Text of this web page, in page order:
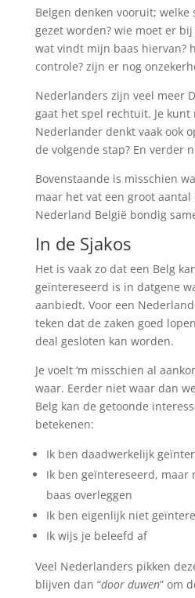
Belgen denken vooruit;
gezet worden? wie moet er
wat vindt mijn baas hiervan?
controle? zijn er nog
Nederlanders zijn veel meer
gaat het spel rechtuit. Je
Nederlander denkt vaak ook
de volgende stap? En verder
Bovenstaande is misschien
maar het vat een groot
Nederland België bondig
In de Sjakos
Het is vaak zo dat een Belg
geïntereseerd is in datgene
aanbiedt. Voor een
teken dat de zaken goed
deal gesloten kan worden.
Je voelt ‘m misschien al
waar. Eerder niet waar dan
Belg kan de getoonde
betekenen:
Ik ben daadwerkelijk
Ik ben geïntereseerd, maar
baas overleggen
Ik ben eigenlijk niet
Ik wijs je beleefd af
Veel Nederlanders pikken
blijven dan “door duwen” om